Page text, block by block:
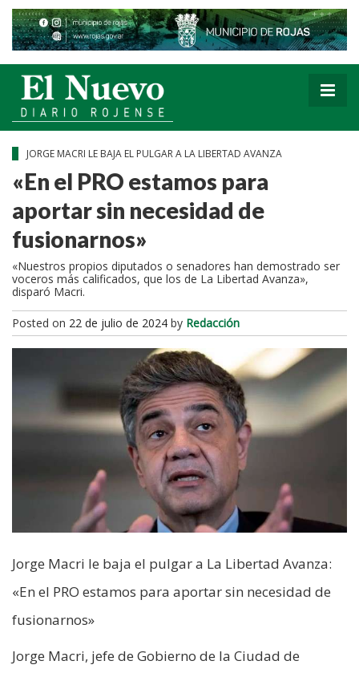
JORGE MACRI LE BAJA EL PULGAR A LA LIBERTAD AVANZA
«En el PRO estamos para
aportar sin necesidad de
fusionarnos»
«Nuestros propios diputados o senadores han demostrado ser
voceros más calificados, que los de La Libertad Avanza»,
disparó Macri.
Posted on 22 de julio de 2024 by Redacción
Jorge Macri le baja el pulgar a La Libertad Avanza:
«En el PRO estamos para aportar sin necesidad de
fusionarnos»
Jorge Macri, jefe de Gobierno de la Ciudad de